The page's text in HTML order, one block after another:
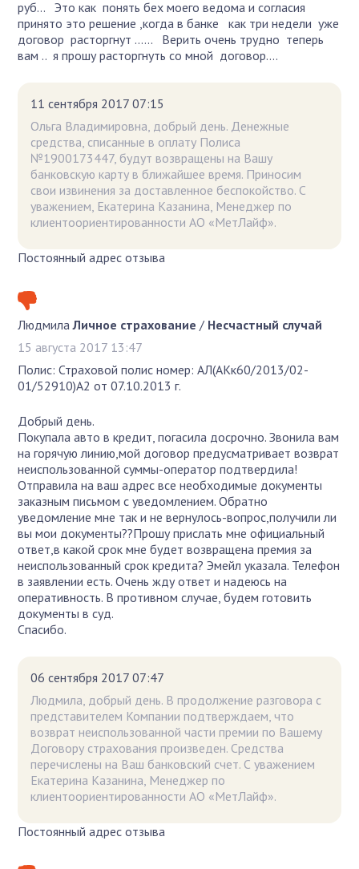
руб... Это как понять бех моего ведома и согласия
принято это решение ,когда в банке как три недели уже
договор расторгнут ...... Верить очень трудно теперь
вам .. я прошу расторгнуть со мной договор....
11 сентября 2017 07:15
Ольга Владимировна, добрый день. Денежные
средства, списанные в оплату Полиса
№1900173447, будут возвращены на Вашу
банковскую карту в ближайшее время. Приносим
свои извинения за доставленное беспокойство. С
уважением, Екатерина Казанина, Менеджер по
клиентоориентированности АО «МетЛайф».
Постоянный адрес отзыва
Людмила Личное страхование / Несчастный случай
15 августа 2017 13:47
Полис: Страховой полис номер: АЛ(АКк60/2013/02-
01/52910)А2 от 07.10.2013 г.
Добрый день.
Покупала авто в кредит, погасила досрочно. Звонила вам
на горячую линию,мой договор предусматривает возврат
неиспользованной суммы-оператор подтвердила!
Отправила на ваш адрес все необходимые документы
заказным письмом с уведомлением. Обратно
уведомление мне так и не вернулось-вопрос,получили ли
вы мои документы??Прошу прислать мне официальный
ответ,в какой срок мне будет возвращена премия за
неиспользованный срок кредита? Эмейл указала. Телефон
в заявлении есть. Очень жду ответ и надеюсь на
оперативность. В противном случае, будем готовить
документы в суд.
Спасибо.
06 сентября 2017 07:47
Людмила, добрый день. В продолжение разговора с
представителем Компании подтверждаем, что
возврат неиспользованной части премии по Вашему
Договору страхования произведен. Средства
перечислены на Ваш банковский счет. С уважением
Екатерина Казанина, Менеджер по
клиентоориентированности АО «МетЛайф».
Постоянный адрес отзыва